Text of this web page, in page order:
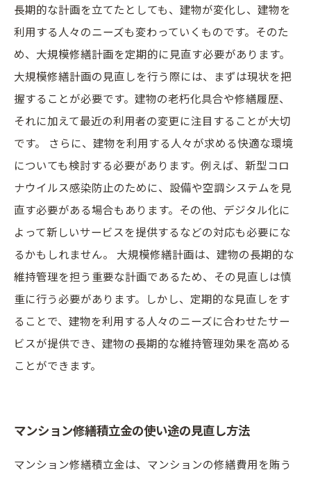
長期的な計画を立てたとしても、建物が変化し、建物を
利用する人々のニーズも変わっていくものです。そのた
め、大規模修繕計画を定期的に見直す必要があります。
大規模修繕計画の見直しを行う際には、まずは現状を把
握することが必要です。建物の老朽化具合や修繕履歴、
それに加えて最近の利用者の変更に注目することが大切
です。 さらに、建物を利用する人々が求める快適な環境
についても検討する必要があります。例えば、新型コロ
ナウイルス感染防止のために、設備や空調システムを見
直す必要がある場合もあります。その他、デジタル化に
よって新しいサービスを提供するなどの対応も必要にな
るかもしれません。 大規模修繕計画は、建物の長期的な
維持管理を担う重要な計画であるため、その見直しは慎
重に行う必要があります。しかし、定期的な見直しをす
ることで、建物を利用する人々のニーズに合わせたサー
ビスが提供でき、建物の長期的な維持管理効果を高める
ことができます。
マンション修繕積立金の使い途の見直し方法
マンション修繕積立金は、マンションの修繕費用を賄う